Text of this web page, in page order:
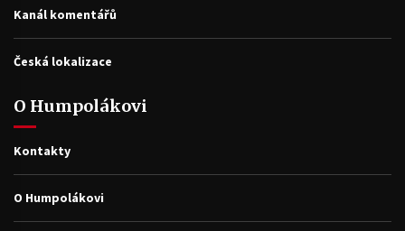
Kanál komentářů
Česká lokalizace
O Humpolákovi
Kontakty
O Humpolákovi